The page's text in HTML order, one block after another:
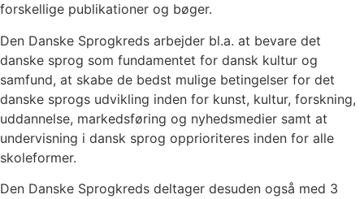
forskellige publikationer og bøger.
Den Danske Sprogkreds arbejder bl.a. at bevare det
danske sprog som fundamentet for dansk kultur og
samfund, at skabe de bedst mulige betingelser for det
danske sprogs udvikling inden for kunst, kultur, forskning,
uddannelse, markedsføring og nyhedsmedier samt at
undervisning i dansk sprog opprioriteres inden for alle
skoleformer.
Den Danske Sprogkreds deltager desuden også med 3